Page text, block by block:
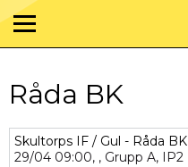
Råda BK
Skultorps IF / Gul - Råda BK
29/04 09:00, , Grupp A, IP2